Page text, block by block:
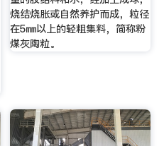
烧结烧胀或自然养护而成，粒径
在5㎜以上的轻粗集料，简称粉
煤灰陶粒。